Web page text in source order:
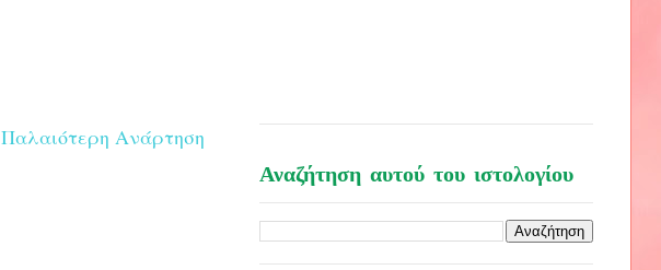
Παλαιότερη Ανάρτηση
Αναζήτηση αυτού του ιστολογίου